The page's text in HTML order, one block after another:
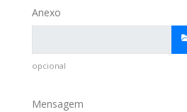
Anexo
opcional
Mensagem